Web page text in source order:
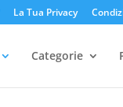
La Tua Privacy
Categorie